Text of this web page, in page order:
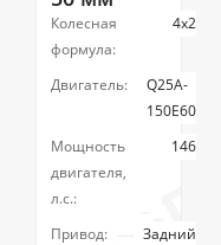
Колесная
формула:
4х2
Двигатель:
Q25A-
150E60
Мощность
двигателя,
л.с.:
146
Привод:
Задний